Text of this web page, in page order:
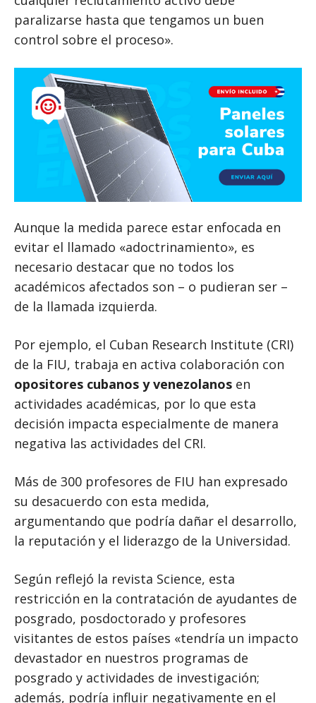
paralizarse hasta que tengamos un buen
control sobre el proceso».
Aunque la medida parece estar enfocada en
evitar el llamado «adoctrinamiento», es
necesario destacar que no todos los
académicos afectados son – o pudieran ser –
de la llamada izquierda.
Por ejemplo, el Cuban Research Institute (CRI)
de la FIU, trabaja en activa colaboración con
opositores cubanos y venezolanos en
actividades académicas, por lo que esta
decisión impacta especialmente de manera
negativa las actividades del CRI.
Más de 300 profesores de FIU han expresado
su desacuerdo con esta medida,
argumentando que podría dañar el desarrollo,
la reputación y el liderazgo de la Universidad.
Según reflejó la revista Science, esta
restricción en la contratación de ayudantes de
posgrado, posdoctorado y profesores
visitantes de estos países «tendría un impacto
devastador en nuestros programas de
posgrado y actividades de investigación;
además, podría influir negativamente en el